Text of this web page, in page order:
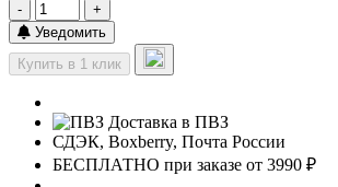
-
+
Уведомить
Купить в 1 клик
Доставка в ПВЗ
СДЭК, Boxberry, Почта России
БЕСПЛАТНО при заказе от 3990 ₽